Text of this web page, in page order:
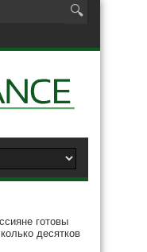
готовы
десятков